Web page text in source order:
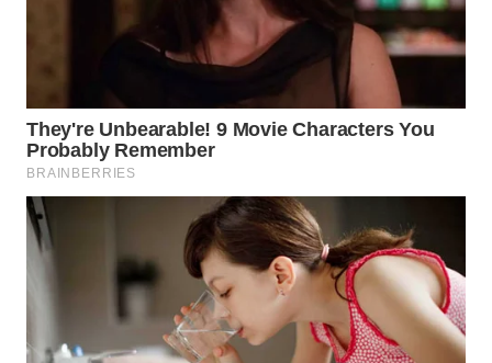
LESUNG
WN
SIMALUNGUN
LABUHANBATU